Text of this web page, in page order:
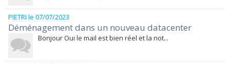
PIETRI le 07/07/2023
Déménagement dans un nouveau datacenter
Bonjour Oui le mail est bien réel et la not...